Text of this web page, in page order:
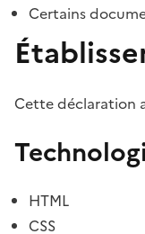
Certains
Cette déclaration
HTML
CSS